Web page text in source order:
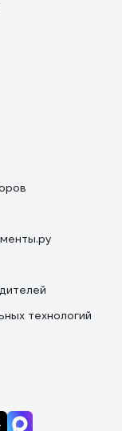
технологий